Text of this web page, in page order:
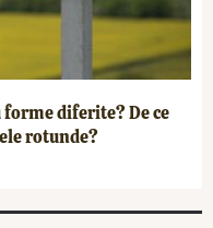
forme diferite? De ce
rotunde?